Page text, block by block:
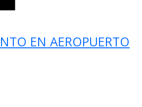
EN AEROPUERTO